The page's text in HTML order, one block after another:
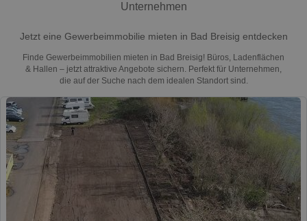
Unternehmen
Jetzt eine Gewerbeimmobilie mieten in Bad Breisig entdecken
Finde Gewerbeimmobilien mieten in Bad Breisig! Büros, Ladenflächen
& Hallen – jetzt attraktive Angebote sichern. Perfekt für Unternehmen,
die auf der Suche nach dem idealen Standort sind.